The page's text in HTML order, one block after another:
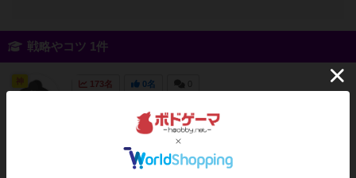
戦略やコツ 1件
173名 0名
このゲームの考え方は「相手に干渉されないエ
リアを1つでも多く作る」ことです。前半のマ
ップ拡張フェーズでは、マップ上にボトルネッ